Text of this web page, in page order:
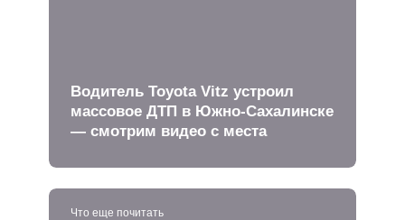
Водитель Toyota Vitz устроил
массовое ДТП в Южно-Сахалинске
— смотрим видео с места
Что еще почитать